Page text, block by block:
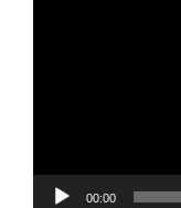
00:00